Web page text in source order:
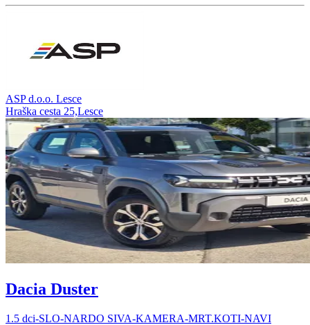
ASP d.o.o. Lesce
Hraška cesta 25,Lesce
Dacia Duster
1.5 dci-SLO-NARDO SIVA-KAMERA-MRT.KOTI-NAVI